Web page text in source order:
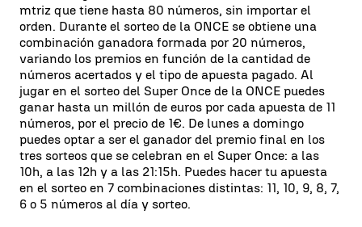
mtriz que tiene hasta 80 números, sin importar el
orden. Durante el sorteo de la ONCE se obtiene una
combinación ganadora formada por 20 números,
variando los premios en función de la cantidad de
números acertados y el tipo de apuesta pagado. Al
jugar en el sorteo del Super Once de la ONCE puedes
ganar hasta un millón de euros por cada apuesta de 11
números, por el precio de 1€. De lunes a domingo
puedes optar a ser el ganador del premio final en los
tres sorteos que se celebran en el Super Once: a las
10h, a las 12h y a las 21:15h. Puedes hacer tu apuesta
en el sorteo en 7 combinaciones distintas: 11, 10, 9, 8, 7,
6 o 5 números al día y sorteo.